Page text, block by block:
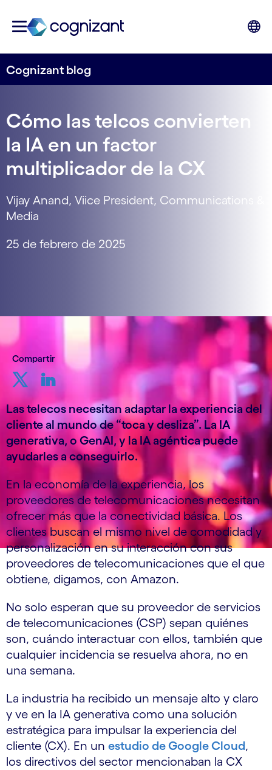
Cognizant blog
Cómo las telcos convierten
la IA en un factor
multiplicador de la CX
Vijay Anand, Viice President, Communications &
Media
25 de febrero de 2025
Compartir
Las telecos necesitan adaptar la experiencia del
cliente al mundo de “toca y desliza”. La IA
generativa, o GenAI, y la IA agéntica puede
ayudarles a conseguirlo.
En la economía de la experiencia, los
proveedores de telecomunicaciones necesitan
ofrecer más que la conectividad básica. Los
clientes buscan el mismo nivel de comodidad y
personalización en su interacción con sus
proveedores de telecomunicaciones que el que
obtiene, digamos, con Amazon.
No solo esperan que su proveedor de servicios
de telecomunicaciones (CSP) sepan quiénes
son, cuándo interactuar con ellos, también que
cualquier incidencia se resuelva ahora, no en
una semana.
La industria ha recibido un mensaje alto y claro
y ve en la IA generativa como una solución
estratégica para impulsar la experiencia del
cliente (CX). En un estudio de Google Cloud,
los directivos del sector mencionaban la CX